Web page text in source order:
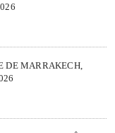
DE MARRAKECH,